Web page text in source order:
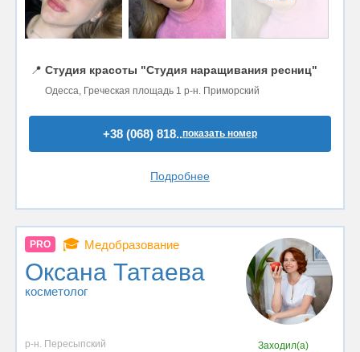
📍 Студия красоты "Студия наращивания ресниц"
Одесса, Греческая площадь 1 р-н. Приморский
+38 (068) 818..показать номер
Подробнее
PRO 🎓 Медобразование
Оксана Татаева
косметолог
р-н. Пересыпский
Заходил(а)